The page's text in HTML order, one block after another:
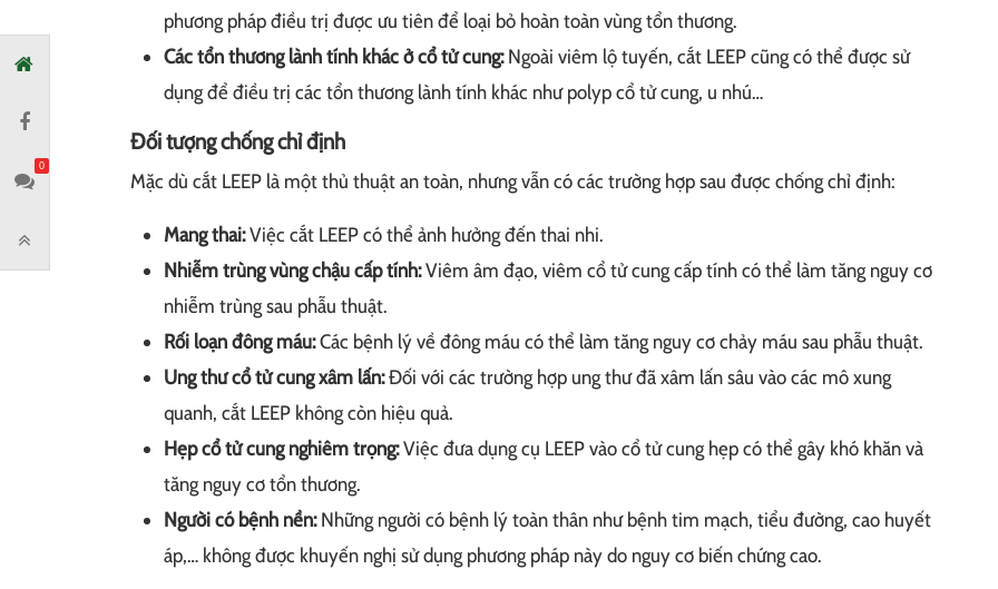
phương pháp điều trị được ưu tiên để loại bỏ hoàn toàn vùng tổn thương.
Các tổn thương lành tính khác ở cổ tử cung:Ngoài viêm lộ tuyến, cắt LEEP cũng có thể được sử
dụng để điều trị các tổn thương lành tính khác như polyp cổ tử cung, u nhú…
Đối tượng chống chỉ định
Mặc dù cắt LEEP là một thủ thuật an toàn, nhưng vẫn có các trường hợp sau được chống chỉ định:
Mang thai:Việc cắt LEEP có thể ảnh hưởng đến thai nhi.
Nhiễm trùng vùng chậu cấp tính:Viêm âm đạo, viêm cổ tử cung cấp tính có thể làm tăng nguy cơ
nhiễm trùng sau phẫu thuật.
Rối loạn đông máu:Các bệnh lý về đông máu có thể làm tăng nguy cơ chảy máu sau phẫu thuật.
Ung thư cổ tử cung xâm lấn:Đối với các trường hợp ung thư đã xâm lấn sâu vào các mô xung
quanh, cắt LEEP không còn hiệu quả.
Hẹp cổ tử cung nghiêm trọng:Việc đưa dụng cụ LEEP vào cổ tử cung hẹp có thể gây khó khăn và
tăng nguy cơ tổn thương.
Người có bệnh nền:Những người có bệnh lý toàn thân như bệnh tim mạch, tiểu đường, cao huyết
áp,… không được khuyến nghị sử dụng phương pháp này do nguy cơ biến chứng cao.
0